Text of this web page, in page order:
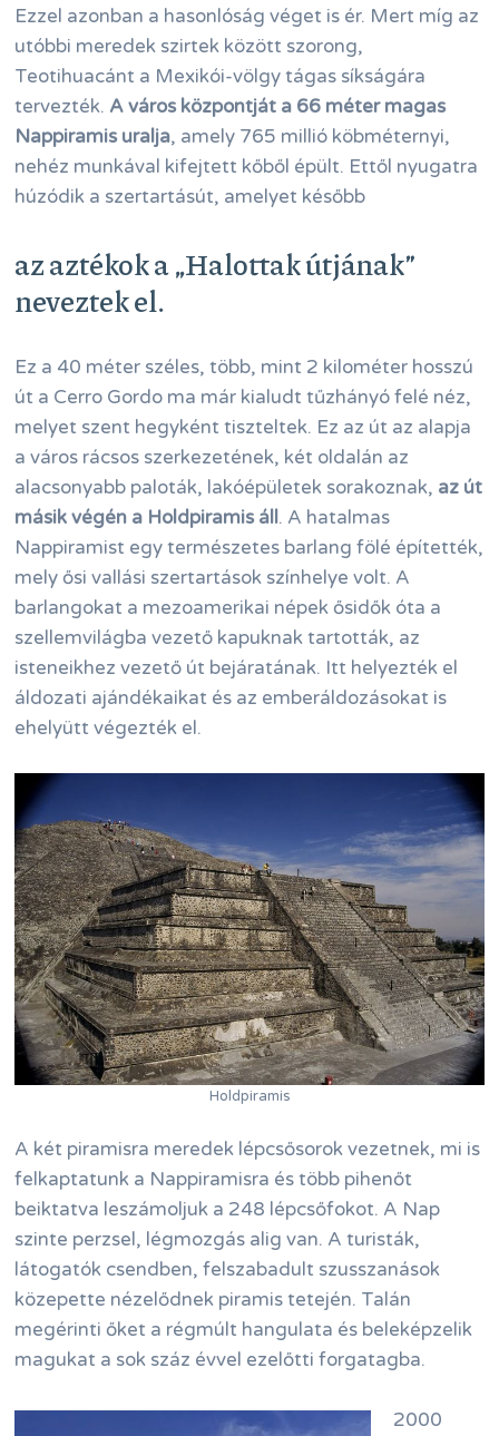
Ezzel azonban a hasonlóság véget is ér. Mert míg az
utóbbi meredek szirtek között szorong,
Teotihuacánt a Mexikói-völgy tágas síkságára
tervezték. A város központját a 66 méter magas
Nappiramis uralja, amely 765 millió köbméternyi,
nehéz munkával kifejtett kőből épült. Ettől nyugatra
húzódik a szertartásút, amelyet később
az aztékok a „Halottak útjának”
neveztek el.
Ez a 40 méter széles, több, mint 2 kilométer hosszú
út a Cerro Gordo ma már kialudt tűzhányó felé néz,
melyet szent hegyként tiszteltek. Ez az út az alapja
a város rácsos szerkezetének, két oldalán az
alacsonyabb paloták, lakóépületek sorakoznak, az út
másik végén a Holdpiramis áll. A hatalmas
Nappiramist egy természetes barlang fölé építették,
mely ősi vallási szertartások színhelye volt. A
barlangokat a mezoamerikai népek ősidők óta a
szellemvilágba vezető kapuknak tartották, az
isteneikhez vezető út bejáratának. Itt helyezték el
áldozati ajándékaikat és az emberáldozásokat is
ehelyütt végezték el.
Holdpiramis
A két piramisra meredek lépcsősorok vezetnek, mi is
felkaptatunk a Nappiramisra és több pihenőt
beiktatva leszámoljuk a 248 lépcsőfokot. A Nap
szinte perzsel, légmozgás alig van. A turisták,
látogatók csendben, felszabadult szusszanások
közepette nézelődnek piramis tetején. Talán
megérinti őket a régmúlt hangulata és beleképzelik
magukat a sok száz évvel ezelőtti forgatagba.
2000